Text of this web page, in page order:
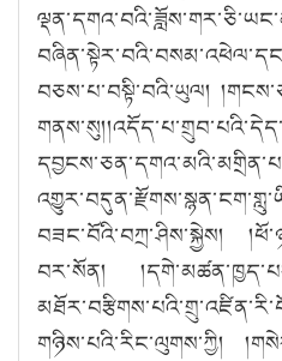
བཅས་པ་བསྟི་བའི་ཡུལ།
བཟང་བོའི་བཀྲ་ཤིས་སྐྱེས།
བར་སོན།
གཉིས་པའི་རིང་ལུགས་ཀྱི།